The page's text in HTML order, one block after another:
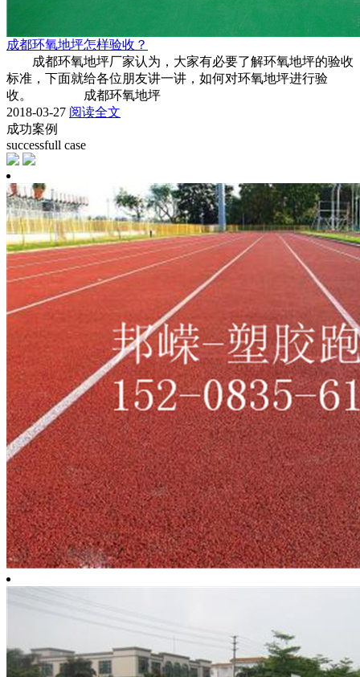
成都环氧地坪怎样验收？
成都环氧地坪厂家认为，大家有必要了解环氧地坪的验收
标准，下面就给各位朋友讲一讲，如何对环氧地坪进行验
收。 成都环氧地坪
2018-03-27 阅读全文
成功案例
successfull case